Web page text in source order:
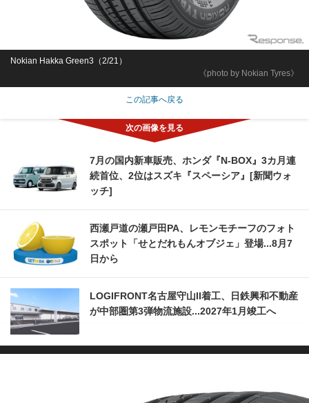
《photo by Nokian Tyres》
Nokian Hakka Green3（2/21）
この記事へ戻る
7月の国内新車販売、ホンダ『N-BOX』3カ月連
続首位、2位はスズキ『スペーシア』[新聞ウォ
ッチ]
西瀬戸道の瀬戸田PA、レモンモチーフのフォト
スポット「せとだれもんオブジェ」登場...8月7
日から
LOGIFRONT名古屋守山II着工、日鉄興和不動産
が中部圏第3弾物流施設...2027年1月竣工へ